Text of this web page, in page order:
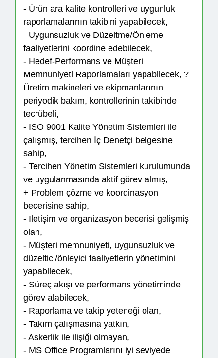
- Ürün ara kalite kontrolleri ve uygunluk
raporlamalarının takibini yapabilecek,
- Uygunsuzluk ve Düzeltme/Önleme
faaliyetlerini koordine edebilecek,
- Hedef-Performans ve Müşteri
Memnuniyeti Raporlamaları yapabilecek, ?
Üretim makineleri ve ekipmanlarının
periyodik bakım, kontrollerinin takibinde
tecrübeli,
- ISO 9001 Kalite Yönetim Sistemleri ile
çalışmış, tercihen İç Denetçi belgesine
sahip,
- Tercihen Yönetim Sistemleri kurulumunda
ve uygulanmasında aktif görev almış,
+ Problem çözme ve koordinasyon
becerisine sahip,
- İletişim ve organizasyon becerisi gelişmiş
olan,
- Müşteri memnuniyeti, uygunsuzluk ve
düzeltici/önleyici faaliyetlerin yönetimini
yapabilecek,
- Süreç akışı ve performans yönetiminde
görev alabilecek,
- Raporlama ve takip yeteneği olan,
- Takım çalışmasına yatkın,
- Askerlik ile ilişiği olmayan,
- MS Office Programlarını iyi seviyede